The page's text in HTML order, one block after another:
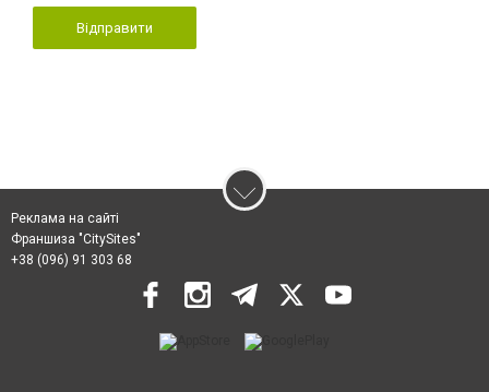
Відправити
Реклама на сайті
Франшиза "CitySites"
+38 (096) 91 303 68